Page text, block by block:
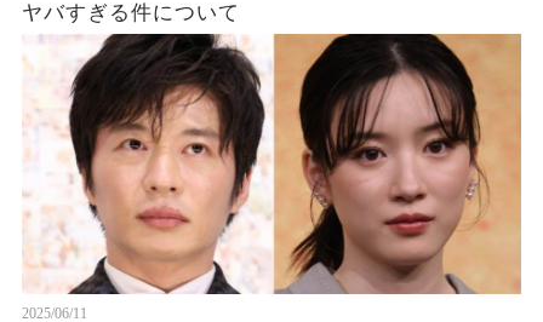
ヤバすぎる件について
2025/06/11